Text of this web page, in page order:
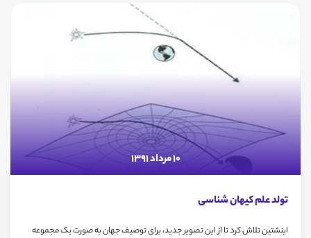
10 مرداد 1391
تولد علم کیهان شناسی
اینشتین تلاش کرد تا از این تصویر جدید، برای توصیف جهان به صورت یک مجموعه